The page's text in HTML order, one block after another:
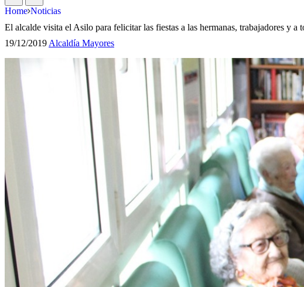
Home Noticias
El alcalde visita el Asilo para felicitar las fiestas a las hermanas, trabajadores y a
19/12/2019Alcaldía Mayores